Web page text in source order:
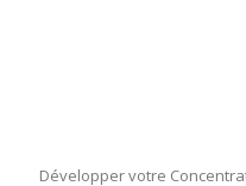
Développer votre